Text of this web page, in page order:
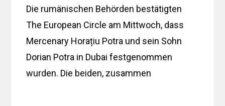
Die rumänischen Behörden bestätigten
The European Circle am Mittwoch, dass
Mercenary Horațiu Potra und sein Sohn
Dorian Potra in Dubai festgenommen
wurden. Die beiden, zusammen